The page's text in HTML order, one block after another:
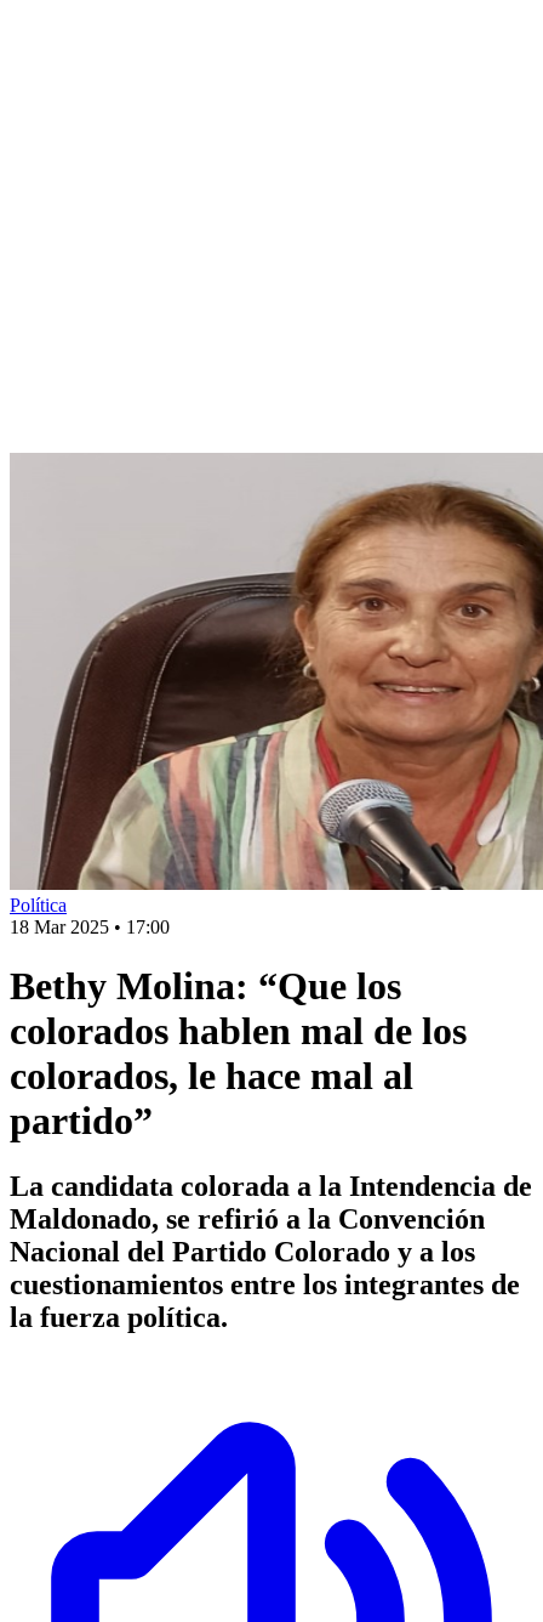
Política
18 Mar 2025 • 17:00
Bethy Molina: “Que los
colorados hablen mal de los
colorados, le hace mal al
partido”
La candidata colorada a la Intendencia de
Maldonado, se refirió a la Convención
Nacional del Partido Colorado y a los
cuestionamientos entre los integrantes de
la fuerza política.